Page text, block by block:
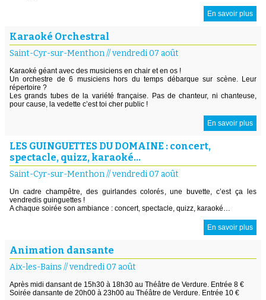
En savoir plus
Karaoké Orchestral
Saint-Cyr-sur-Menthon//vendredi 07 août
Karaoké géant avec des musiciens en chair et en os !
Un orchestre de 6 musiciens hors du temps débarque sur scène. Leur
répertoire ?
Les grands tubes de la variété française. Pas de chanteur, ni chanteuse,
pour cause, la vedette c’est toi cher public !
En savoir plus
LES GUINGUETTES DU DOMAINE : concert,
spectacle, quizz, karaoké…
Saint-Cyr-sur-Menthon//vendredi 07 août
Un cadre champêtre, des guirlandes colorés, une buvette, c’est ça les
vendredis guinguettes !
A chaque soirée son ambiance : concert, spectacle, quizz, karaoké…
En savoir plus
Animation dansante
Aix-les-Bains //vendredi 07 août
Après midi dansant de 15h30 à 18h30 au Théâtre de Verdure. Entrée 8 €
Soirée dansante de 20h00 à 23h00 au Théâtre de Verdure. Entrée 10 €